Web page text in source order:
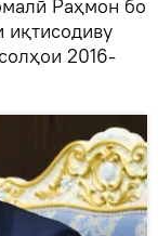
Раҳмон бо
иқтисодиву
2016-